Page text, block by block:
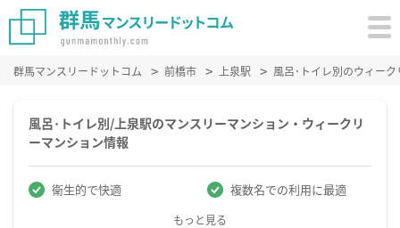
群馬マンスリードットコム 前橋市 上泉駅 風呂･トイレ別のウィー
風呂･トイレ別/上泉駅のマンスリーマンション・ウィークリ
ーマンション情報
衛生的で快適 複数名での利用に最適
もっと見る